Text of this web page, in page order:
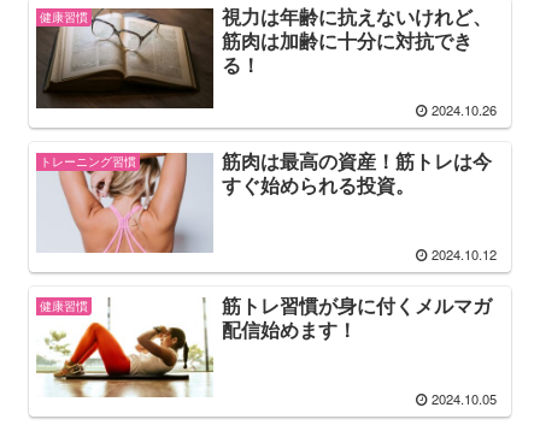
健康習慣
視力は年齢に抗えないけれど、
筋肉は加齢に十分に対抗でき
る！
2024.10.26
トレーニング習慣
筋肉は最高の資産！筋トレは今
すぐ始められる投資。
2024.10.12
健康習慣
筋トレ習慣が身に付くメルマガ
配信始めます！
2024.10.05